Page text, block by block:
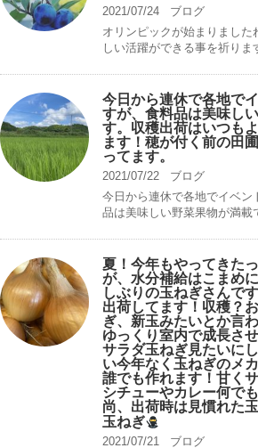
2021/07/24
ブログ
オリンピックが始まりました
しい活躍ができる事を祈りま
今日から連休で各地で
すが、食料品は美味し
す。収穫出荷はいつも
ます！穂が付く前の田
ってます。
2021/07/22
ブログ
今日から連休で各地でイベン
品は美味しい野菜果物が満載
夏！今年もやってきた
が、水分補給はこまめ
しぶりの玉ねぎさんで
出荷してます！収穫？
ぎ、新玉みたいとか言
ゆっくり室内で成長さ
サラダ玉ねぎ見たいに
い今年なく玉ねぎのメ
誰でも作れます！甘く
シチューやカレー何で
尚、出荷時は見慣れた
玉ねぎ
2021/07/21 ブログ